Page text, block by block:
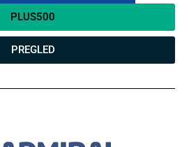
PLUS500
PREGLED